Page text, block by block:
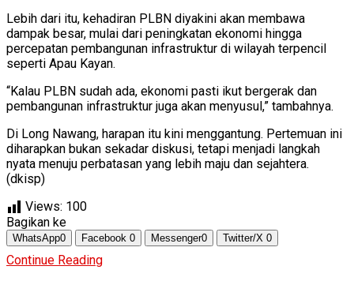
Lebih dari itu, kehadiran PLBN diyakini akan membawa
dampak besar, mulai dari peningkatan ekonomi hingga
percepatan pembangunan infrastruktur di wilayah terpencil
seperti Apau Kayan.
“Kalau PLBN sudah ada, ekonomi pasti ikut bergerak dan
pembangunan infrastruktur juga akan menyusul,” tambahnya.
Di Long Nawang, harapan itu kini menggantung. Pertemuan ini
diharapkan bukan sekadar diskusi, tetapi menjadi langkah
nyata menuju perbatasan yang lebih maju dan sejahtera.
(dkisp)
Views: 100
Bagikan ke
WhatsApp0 Facebook 0 Messenger0 Twitter/X 0
Continue Reading